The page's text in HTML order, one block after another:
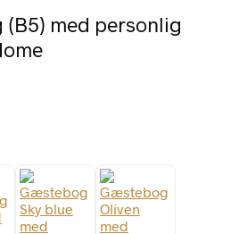
med personlig